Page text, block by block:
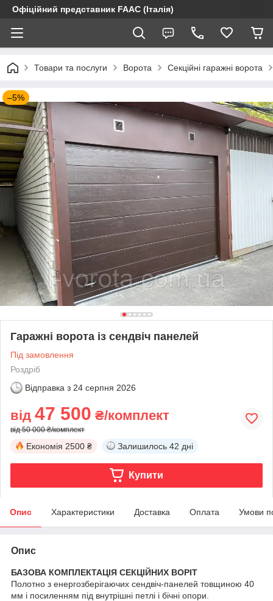
Офіційний представник FAAC (Італія)
Товари та послуги Ворота Секційні гаражні ворота
–5%
Гаражні ворота із сендвіч панелей
Під замовлення
Роздріб
Відправка з 24 серпня 2026
від 47 500 ₴/комплект
від 50 000 ₴/комплект
Економія 2500 ₴ Залишилось 42 дні
Купити
Опис Характеристики Доставка Оплата Умови
Опис
БАЗОВА КОМПЛЕКТАЦІЯ СЕКЦІЙНИХ ВОРІТ
Полотно з енергозберігаючих сендвіч-панелей товщиною 40
мм і посиленням під внутрішні петлі і бічні опори.